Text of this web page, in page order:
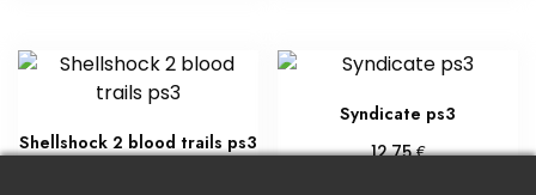
Shellshock 2 blood trails ps3
Syndicate ps3
12,75€